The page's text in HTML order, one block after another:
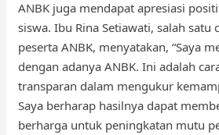
ANBK juga mendapat apresiasi
siswa. Ibu Rina Setiawati, salah satu
peserta ANBK, menyatakan, “Saya
dengan adanya ANBK. Ini adalah
transparan dalam mengukur
Saya berharap hasilnya dapat
berharga untuk peningkatan mutu